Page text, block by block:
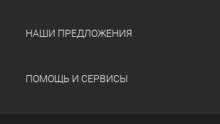
НАШИ ПРЕДЛОЖЕНИЯ
ПОМОЩЬ И СЕРВИСЫ